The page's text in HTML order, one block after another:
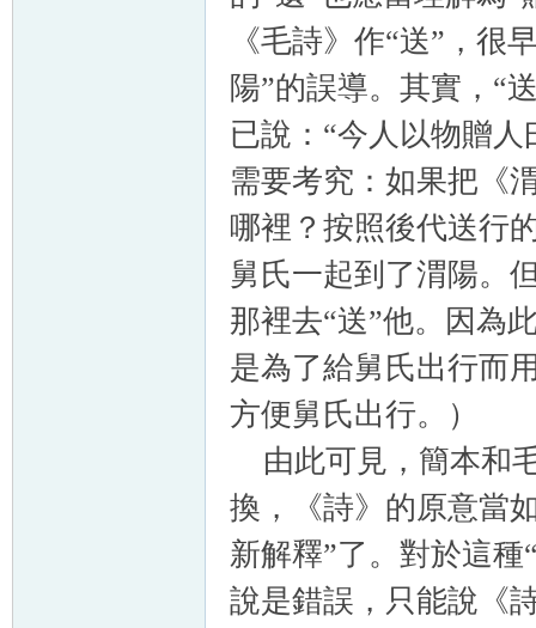
《毛詩》作“送”，很
陽”的誤導。其實，“
已說：“今人以物贈
需要考究：如果把《
哪裡？按照後代送行
舅氏一起到了渭陽。
那裡去“送”他。因為
是為了給舅氏出行而
方便舅氏出行。）
由此可見，簡本和
換，《詩》的原意當
新解釋”了。對於這
說是錯誤，只能說《